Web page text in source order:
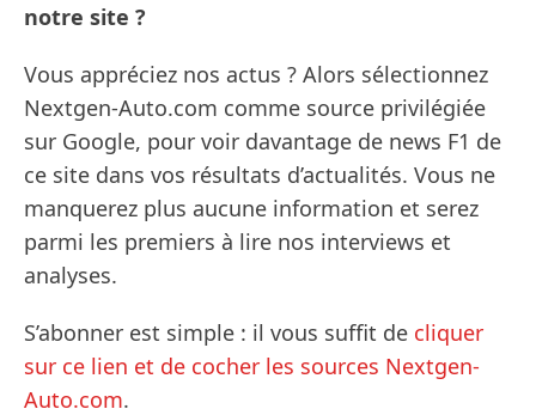
notre site ?
Vous appréciez nos actus ? Alors sélectionnez
Nextgen-Auto.com comme source privilégiée
sur Google, pour voir davantage de news F1 de
ce site dans vos résultats d’actualités. Vous ne
manquerez plus aucune information et serez
parmi les premiers à lire nos interviews et
analyses.
S’abonner est simple : il vous suffit de cliquer
sur ce lien et de cocher les sources Nextgen-
Auto.com.